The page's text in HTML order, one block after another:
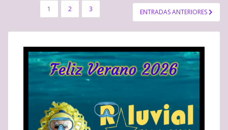
NAVEGACIÓN
ENTRADAS
1 2 3 ENTRADAS ANTERIORES